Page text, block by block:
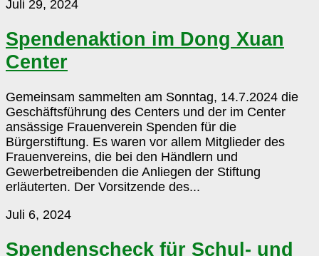
Spendenaktion
Dong
Xuan
Center
Juli 29, 2024
Spendenaktion im Dong Xuan
Center
Gemeinsam sammelten am Sonntag, 14.7.2024 die
Geschäftsführung des Centers und der im Center
ansässige Frauenverein Spenden für die
Bürgerstiftung. Es waren vor allem Mitglieder des
Frauenvereins, die bei den Händlern und
Gewerbetreibenden die Anliegen der Stiftung
erläuterten. Der Vorsitzende des...
Spendenscheck
Schul-
Juli 6, 2024
Spendenscheck für Schul- und